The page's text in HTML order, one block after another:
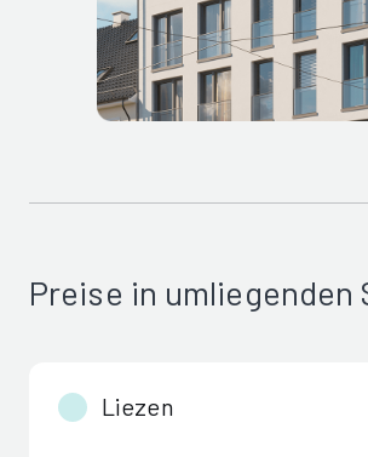
Preise in umliegenden
Liezen